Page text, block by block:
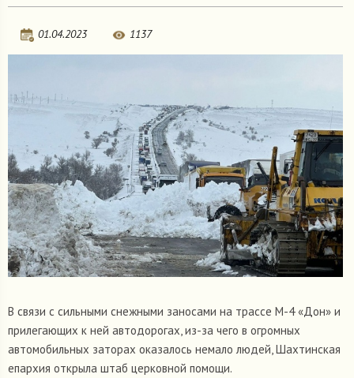
01.04.2023 1137
В связи с сильными снежными заносами на трассе М-4 «Дон» и
прилегающих к ней автодорогах, из-за чего в огромных
автомобильных заторах оказалось немало людей, Шахтинская
епархия открыла штаб церковной помощи.